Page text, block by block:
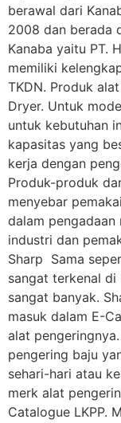
berawal dari
2008 dan berada
Kanaba yaitu PT.
memiliki
TKDN. Produk
Dryer. Untuk
untuk kebutuhan
kapasitas yang
kerja dengan
Produk-produk
menyebar
dalam pengadaan
industri dan
Sharp Sama
sangat terkenal di
sangat banyak.
masuk dalam E-
alat
pengering baju
sehari-hari atau
merk alat
Catalogue LKPP.